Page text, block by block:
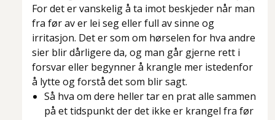
For det er vanskelig å ta imot beskjeder når man
fra før av er lei seg eller full av sinne og
irritasjon. Det er som om hørselen for hva andre
sier blir dårligere da, og man går gjerne rett i
forsvar eller begynner å krangle mer istedenfor
å lytte og forstå det som blir sagt.
Så hva om dere heller tar en prat alle sammen
på et tidspunkt der det ikke er krangel fra før